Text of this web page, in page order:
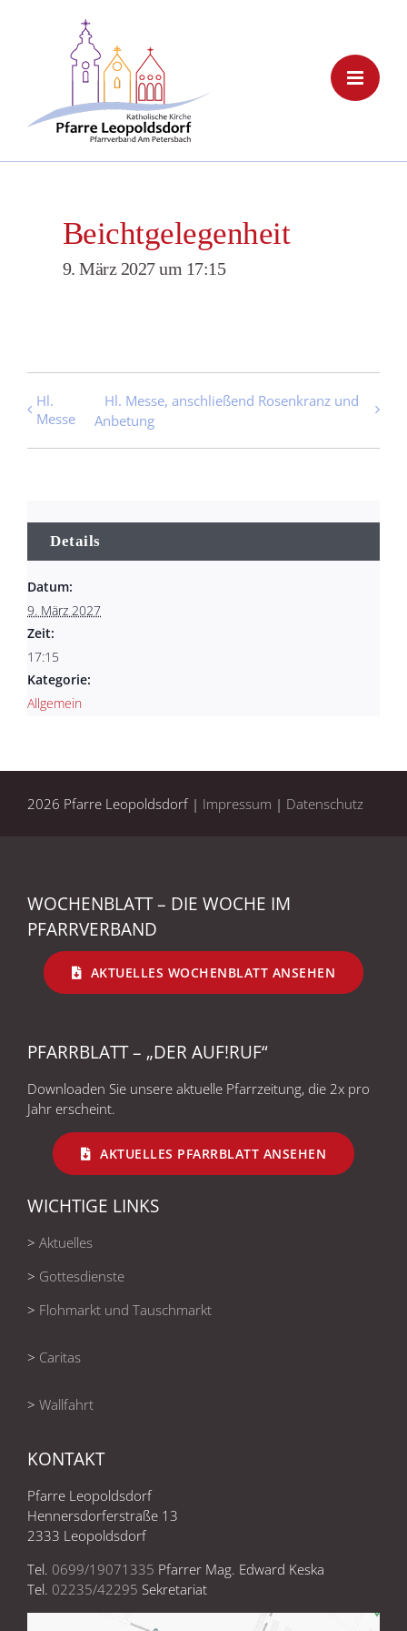
Beichtgelegenheit
9. März 2027 um 17:15
Hl.
Messe
Hl. Messe, anschließend Rosenkranz und
Anbetung
Details
Datum:
9. März 2027
Zeit:
17:15
Kategorie:
Allgemein
2026 Pfarre Leopoldsdorf | Impressum | Datenschutz
WOCHENBLATT – DIE WOCHE IM
PFARRVERBAND
AKTUELLES WOCHENBLATT ANSEHEN
PFARRBLATT – „DER AUF!RUF“
Downloaden Sie unsere aktuelle Pfarrzeitung, die 2x pro
Jahr erscheint.
AKTUELLES PFARRBLATT ANSEHEN
WICHTIGE LINKS
> Aktuelles
> Gottesdienste
> Flohmarkt und Tauschmarkt
> Caritas
> Wallfahrt
KONTAKT
Pfarre Leopoldsdorf
Hennersdorferstraße 13
2333 Leopoldsdorf
Tel. 0699/19071335 Pfarrer Mag. Edward Keska
Tel. 02235/42295 Sekretariat